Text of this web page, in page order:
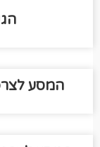
המסע